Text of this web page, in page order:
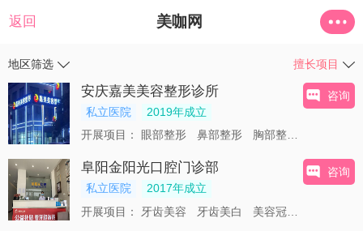
返回 美咖网
地区筛选 擅长项目
安庆嘉美美容整形诊所
私立医院
2019年成立
开展项目：
眼部整形 鼻部整形 胸部整形
咨询
阜阳金阳光口腔门诊部
私立医院
2017年成立
开展项目：
牙齿美容 牙齿美白 美容冠
咨询